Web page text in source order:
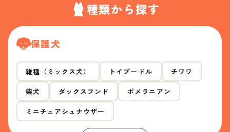
種類から探す
保護犬
雑種（ミックス犬） トイプードル チワワ
柴犬 ダックスフンド ポメラニアン
ミニチュアシュナウザー